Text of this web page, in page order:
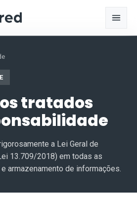
tratados
a Lei Geral de
13.709/2018) em todas as
armazenamento de informações.